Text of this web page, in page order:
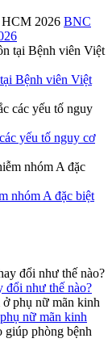
BNC
Bệnh viên Việt
yếu tố nguy cơ
nhóm A đặc biệt
đổi như thế nào?
nữ mãn kinh